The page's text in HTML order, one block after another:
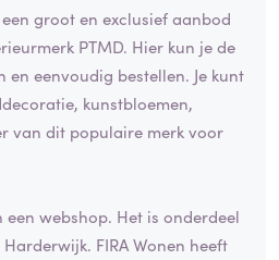
groot en exclusief aanbod
PTMD. Hier kun je de
eenvoudig bestellen. Je kunt
kunstbloemen,
van dit populaire merk voor
een webshop. Het is onderdeel
FIRA Wonen heeft